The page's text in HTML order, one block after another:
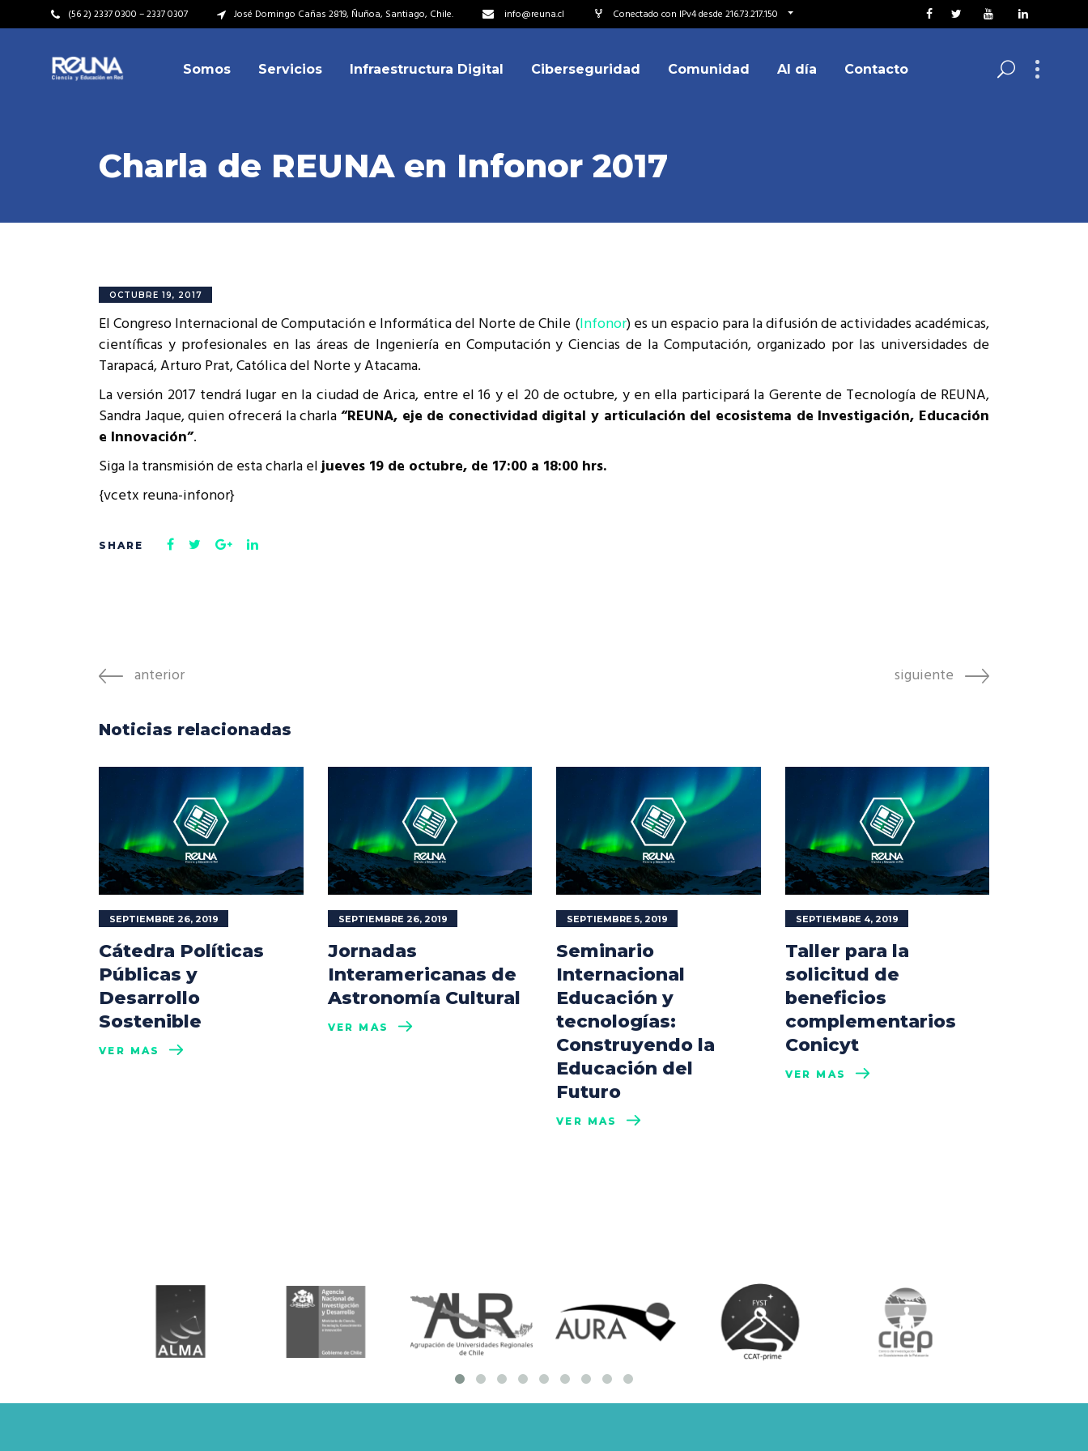
(56 2) 2337 0300 – 2337 0307 José Domingo Cañas 2819, Ñuñoa, Santiago, Chile. info@reuna.cl Conectado con IPv4 desde 216.73.217.150
Somos
Plan Estratégico
Valores
Historia
Kit de Identidad
Cumplimiento Legal
Acuerdos de Colaboración
Representantes
Institucionales
Representantes Técnicos
Cómo integrarse a REUNA
Servicios Infraestructura Digital Ciberseguridad Comunidad Al día Contacto
Video Institucional
Misión – Visión
Valores
Cumplimiento Legal
Miembros
Equipo
Charla de REUNA en Infonor 2017
OCTUBRE 19, 2017
El Congreso Internacional de Computación e Informática del Norte de Chile (Infonor) es un espacio para la difusión de actividades académicas,
científicas y profesionales en las áreas de Ingeniería en Computación y Ciencias de la Computación, organizado por las universidades de
Tarapacá, Arturo Prat, Católica del Norte y Atacama.
La versión 2017 tendrá lugar en la ciudad de Arica, entre el 16 y el 20 de octubre, y en ella participará la Gerente de Tecnología de REUNA,
Sandra Jaque, quien ofrecerá la charla“REUNA, eje de conectividad digital y articulación del ecosistema de Investigación, Educación
e Innovación”.
Siga la transmisión de esta charla eljueves 19 de octubre, de 17:00 a 18:00 hrs.
{vcetx reuna-infonor}
anterior siguiente
Noticias relacionadas
SEPTIEMBRE 26, 2019
Cátedra Políticas
Públicas y
Desarrollo
Sostenible
VER MÁS
SEPTIEMBRE 26, 2019
Jornadas
Interamericanas de
Astronomía Cultural
VER MÁS
SEPTIEMBRE 5, 2019
Seminario
Internacional
Educación y
tecnologías:
Construyendo la
Educación del
Futuro
VER MÁS
SEPTIEMBRE 4, 2019
Taller para la
solicitud de
beneficios
complementarios
Conicyt
VER MÁS